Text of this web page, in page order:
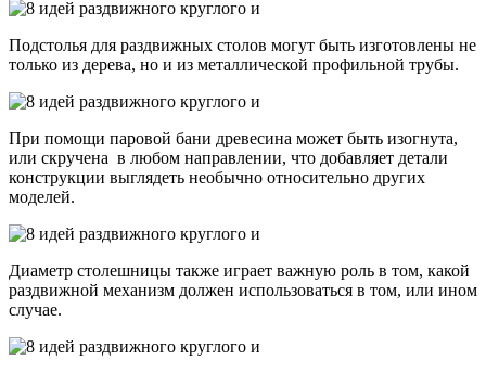
Подстолья для раздвижных столов могут быть изготовлены не
только из дерева, но и из металлической профильной трубы.
При помощи паровой бани древесина может быть изогнута,
или скручена в любом направлении, что добавляет детали
конструкции выглядеть необычно относительно других
моделей.
Диаметр столешницы также играет важную роль в том, какой
раздвижной механизм должен использоваться в том, или ином
случае.